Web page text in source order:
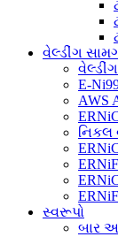
વેલ્ડીંગ
E-
AWS
નિકલ
સ્વરૂપો
બાર